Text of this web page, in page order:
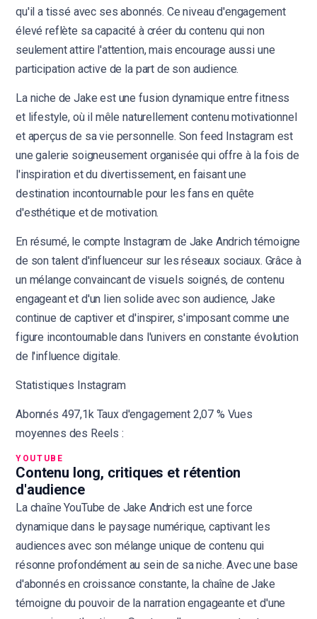
qu'il a tissé avec ses abonnés. Ce niveau d'engagement
élevé reflète sa capacité à créer du contenu qui non
seulement attire l'attention, mais encourage aussi une
participation active de la part de son audience.
La niche de Jake est une fusion dynamique entre fitness
et lifestyle, où il mêle naturellement contenu motivationnel
et aperçus de sa vie personnelle. Son feed Instagram est
une galerie soigneusement organisée qui offre à la fois de
l'inspiration et du divertissement, en faisant une
destination incontournable pour les fans en quête
d'esthétique et de motivation.
En résumé, le compte Instagram de Jake Andrich témoigne
de son talent d'influenceur sur les réseaux sociaux. Grâce à
un mélange convaincant de visuels soignés, de contenu
engageant et d'un lien solide avec son audience, Jake
continue de captiver et d'inspirer, s'imposant comme une
figure incontournable dans l'univers en constante évolution
de l'influence digitale.
Statistiques Instagram
Abonnés 497,1k Taux d'engagement 2,07 % Vues
moyennes des Reels :
YOUTUBE
Contenu long, critiques et rétention
d'audience
La chaîne YouTube de Jake Andrich est une force
dynamique dans le paysage numérique, captivant les
audiences avec son mélange unique de contenu qui
résonne profondément au sein de sa niche. Avec une base
d'abonnés en croissance constante, la chaîne de Jake
témoigne du pouvoir de la narration engageante et d'une